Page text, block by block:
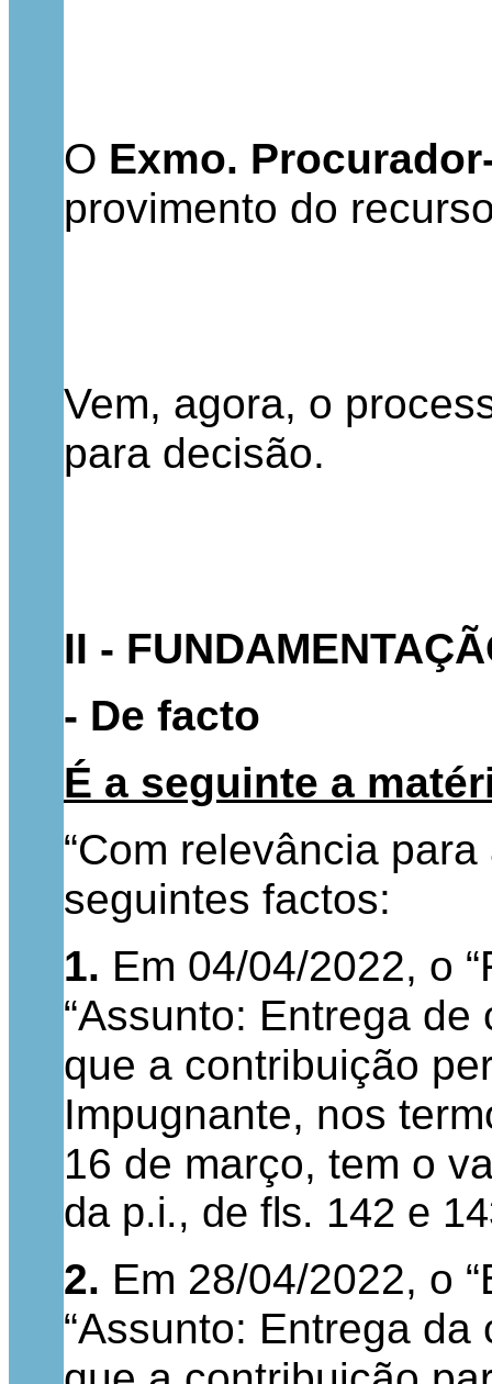
O Exmo.
provimento do
Vem, agora, o
para decisão.
II -
- De facto
É a seguinte a
“Com relevância
seguintes factos:
1. Em 04/04/2022, o
“Assunto: Entrega
que a contribuição
Impugnante, nos
16 de março, tem o
da p.i., de fls. 142 e
2. Em 28/04/2022, o
“Assunto: Entrega